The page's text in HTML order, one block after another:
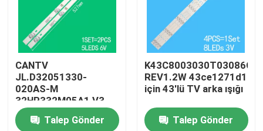
Hakkımızda
Fabrika turu
Kalite kontrol
CANTV
JL.D32051330-
020AS-M
32HR332M05A1 V3
4D-LE3202-YC1P0Z1
için 32' TV arka ışığı
Talep Gönder
K43C8003030T03086C9-
REV1.2W 43ce1271d1
için 43'lü TV arka ışığı
Talep Gönder